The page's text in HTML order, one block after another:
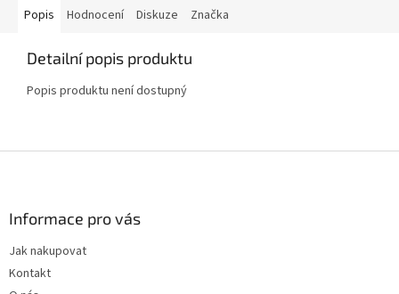
Popis Hodnocení Diskuze Značka
Detailní popis produktu
Popis produktu není dostupný
Informace pro vás
Jak nakupovat
Kontakt